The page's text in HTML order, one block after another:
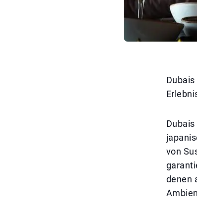
von
denen